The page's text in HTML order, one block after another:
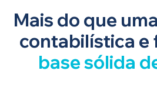
Mais do que
contabilística e
base sólida